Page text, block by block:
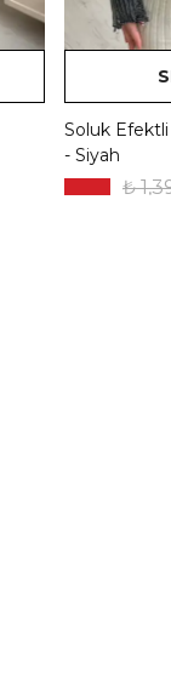
Soluk Efektli
- Siyah
%50
₺